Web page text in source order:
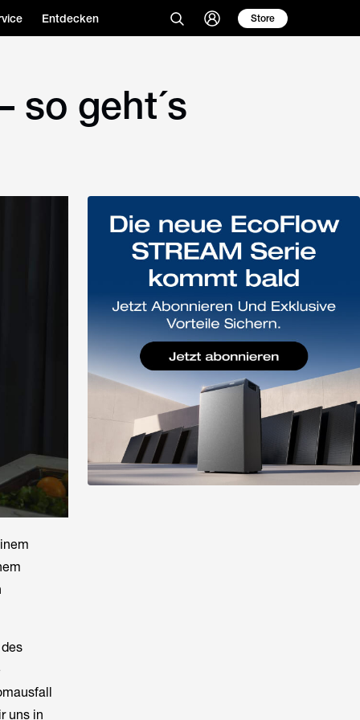
Entdecken Store
so geht´s
uns in